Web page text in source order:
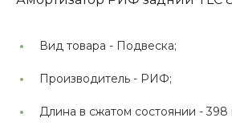
Вид товара - Подвеска;
Производитель - РИФ;
Длина в сжатом состоянии - 398